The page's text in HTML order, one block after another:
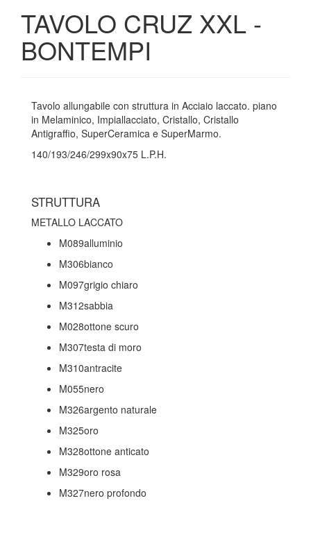
TAVOLO CRUZ XXL -
BONTEMPI
Tavolo allungabile con struttura in Acciaio laccato. piano
in Melaminico, Impiallacciato, Cristallo, Cristallo
Antigraffio, SuperCeramica e SuperMarmo.
140/193/246/299x90x75 L.P.H.
STRUTTURA
METALLO LACCATO
M089alluminio
M306bianco
M097grigio chiaro
M312sabbia
M028ottone scuro
M307testa di moro
M310antracite
M055nero
M326argento naturale
M325oro
M328ottone anticato
M329oro rosa
M327nero profondo